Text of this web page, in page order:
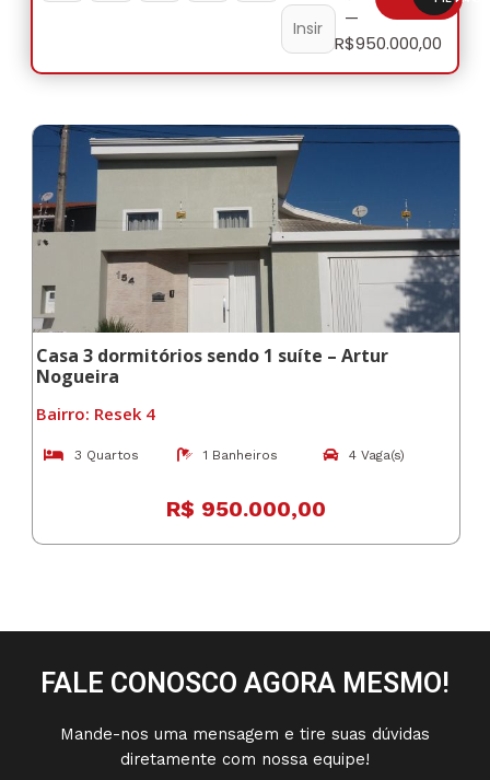
—
R$950.000,00
Casa 3 dormitórios sendo 1 suíte – Artur
Nogueira
Bairro: Resek 4
3 Quartos 1 Banheiros 4 Vaga(s)
R$ 950.000,00
FALE CONOSCO AGORA MESMO!
Mande-nos uma mensagem e tire suas dúvidas
diretamente com nossa equipe!